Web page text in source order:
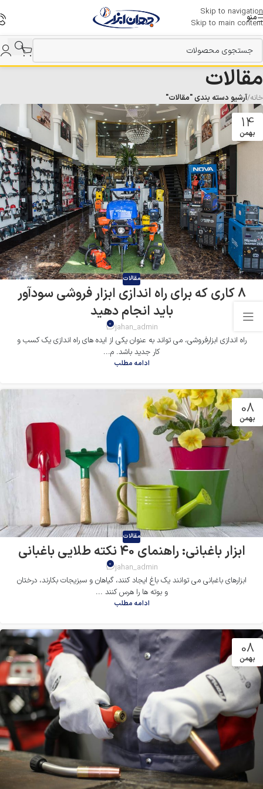
Skip to navigation
Skip to main content
منو
مقالات
خانه/آرشیو دسته بندی "مقالات"
14
بهمن
مقالات
8 کاری که برای راه اندازی ابزار فروشی سودآور
باید انجام دهید
jahan_admin
0
راه اندازی ابزارفروشی، می تواند به عنوان یکی از ایده های راه اندازی یک کسب و
کار جدید باشد. م...
ادامه مطلب
08
بهمن
مقالات
ابزار باغبانی: راهنمای 40 نکته طلایی باغبانی
jahan_admin
0
ابزارهای باغبانی می توانند یک باغ ایجاد کنند، گیاهان و سبزیجات بکارند، درختان
و بوته ها را هرس کنند ...
ادامه مطلب
08
بهمن